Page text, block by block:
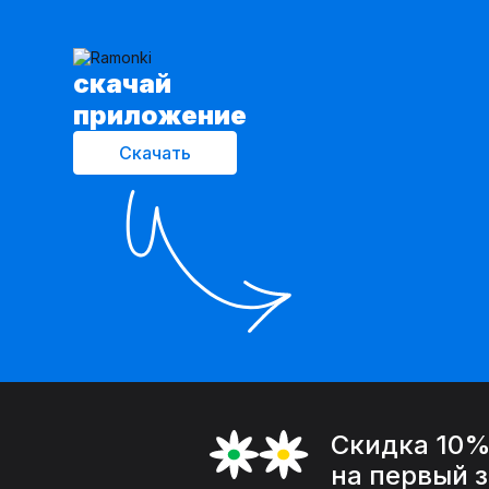
cкачай
приложение
Скачать
Скидка 10%
на первый